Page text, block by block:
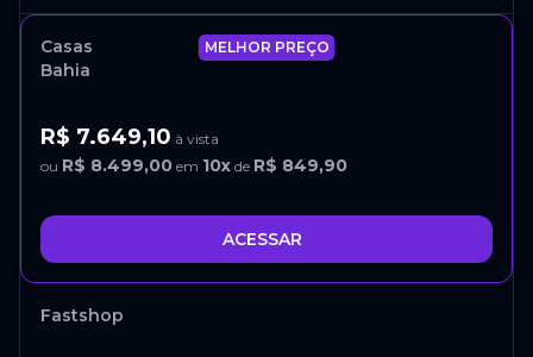
Casas
Bahia
MELHOR PREÇO
R$ 7.649,10 à vista
ou R$ 8.499,00 em 10x de R$ 849,90
ACESSAR
Fastshop